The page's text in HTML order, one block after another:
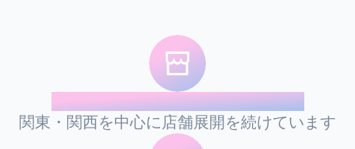
全国23店舗！メンズ眉毛専門
関東・関西を中心に店舗展開を続けています